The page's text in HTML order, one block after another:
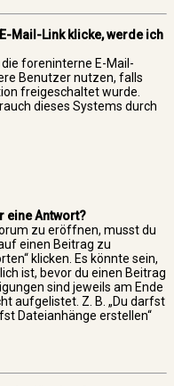
Mail-Link klicke, werde ich
foreninterne E-Mail-
Benutzer nutzen, falls
freigeschaltet wurde.
dieses Systems durch
eine Antwort?
zu eröffnen, musst du
einen Beitrag zu
klicken. Es könnte sein,
ist, bevor du einen Beitrag
sind jeweils am Ende
aufgelistet. Z. B. „Du darfst
Dateianhänge erstellen“